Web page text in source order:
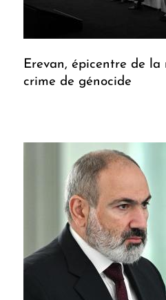
Erevan, épicentre de la
crime de génocide